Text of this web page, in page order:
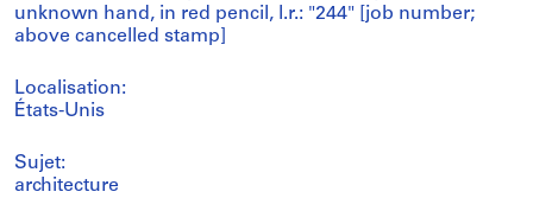
unknown hand, in red pencil, l.r.: "244" [job number;
above cancelled stamp]
Localisation:
États-Unis
Sujet:
architecture